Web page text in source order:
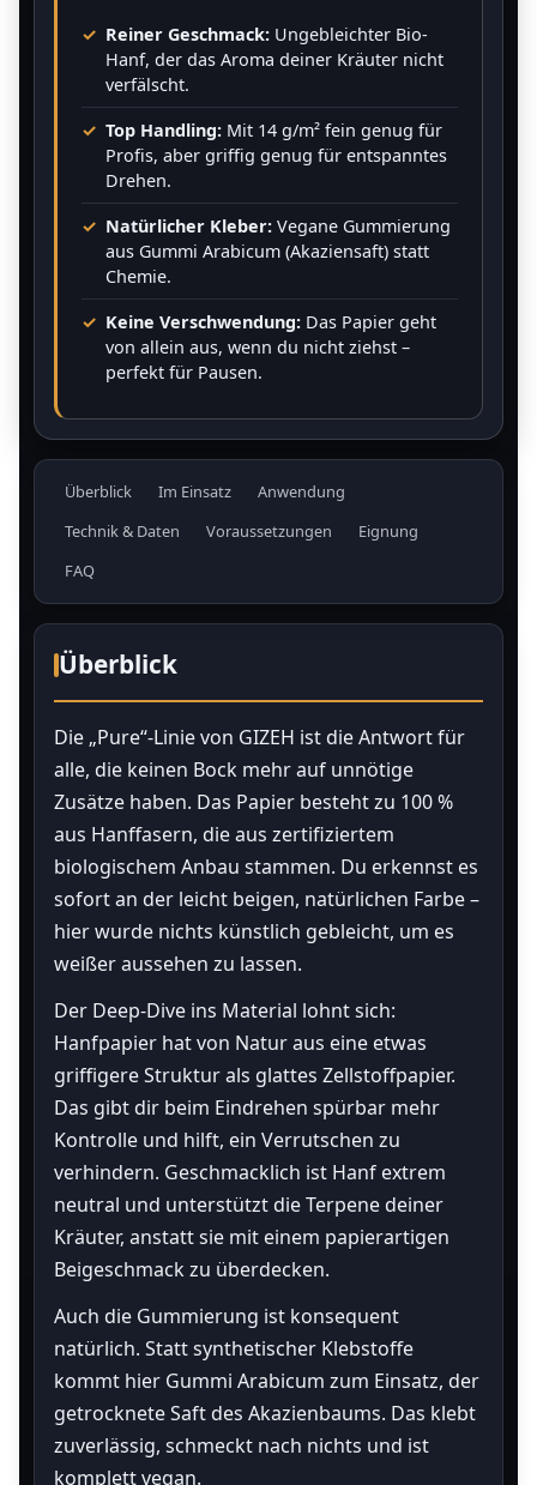
Reiner Geschmack: Ungebleichter Bio-
Hanf, der das Aroma deiner Kräuter nicht
verfälscht.
Top Handling: Mit 14 g/m² fein genug für
Profis, aber griffig genug für entspanntes
Drehen.
Natürlicher Kleber: Vegane Gummierung
aus Gummi Arabicum (Akaziensaft) statt
Chemie.
Keine Verschwendung: Das Papier geht
von allein aus, wenn du nicht ziehst –
perfekt für Pausen.
Überblick Im Einsatz
Anwendung
Technik & Daten
Voraussetzungen
Eignung
FAQ
Überblick
Die „Pure“-Linie von GIZEH ist die Antwort für
alle, die keinen Bock mehr auf unnötige
Zusätze haben. Das Papier besteht zu 100 %
aus Hanffasern, die aus zertifiziertem
biologischem Anbau stammen. Du erkennst es
sofort an der leicht beigen, natürlichen Farbe –
hier wurde nichts künstlich gebleicht, um es
weißer aussehen zu lassen.
Der Deep-Dive ins Material lohnt sich:
Hanfpapier hat von Natur aus eine etwas
griffigere Struktur als glattes Zellstoffpapier.
Das gibt dir beim Eindrehen spürbar mehr
Kontrolle und hilft, ein Verrutschen zu
verhindern. Geschmacklich ist Hanf extrem
neutral und unterstützt die Terpene deiner
Kräuter, anstatt sie mit einem papierartigen
Beigeschmack zu überdecken.
Auch die Gummierung ist konsequent
natürlich. Statt synthetischer Klebstoffe
kommt hier Gummi Arabicum zum Einsatz, der
getrocknete Saft des Akazienbaums. Das klebt
zuverlässig, schmeckt nach nichts und ist
komplett vegan.